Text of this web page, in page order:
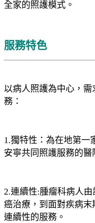
全家的照護模式。
服務特色
以病人照護為中心，
務：
1.獨特性：為在地第一
安寧共同照護服務的醫
2.連續性:腫瘤科病人
癌治療，到面對疾病
連續性的服務。